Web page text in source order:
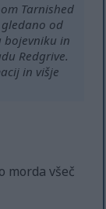
Tarnished
od
bojevniku in
Redgrive.
in višje
morda všeč